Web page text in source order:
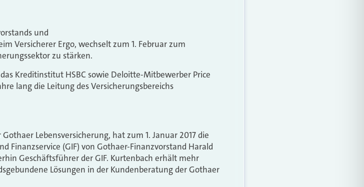
und
Versicherer Ergo, wechselt zum 1. Februar zum
zu stärken.
Kreditinstitut HSBC sowie Deloitte-Mitbewerber Price
lang die Leitung des Versicherungsbereichs
Lebensversicherung, hat zum 1. Januar 2017 die
Finanzservice (GIF) von Gothaer-Finanzvorstand Harald
Geschäftsführer der GIF. Kurtenbach erhält mehr
Lösungen in der Kundenberatung der Gothaer